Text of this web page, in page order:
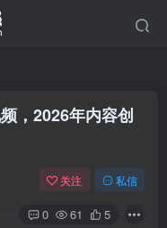
，2026年内容创
关注 私信
0 61 5